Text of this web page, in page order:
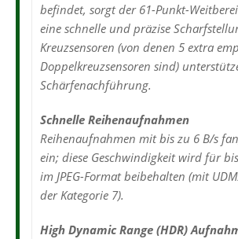
befindet, sorgt der 61-Punkt-
eine schnelle und präzise
Kreuzsensoren (von denen 5 extra
Doppelkreuzsensoren sind)
Schärfenachführung.
Schnelle Reihenaufnahmen
Reihenaufnahmen mit bis zu 6 B/s
ein; diese Geschwindigkeit wird für
im JPEG-Format beibehalten (mit
der Kategorie 7).
High Dynamic Range (HDR)